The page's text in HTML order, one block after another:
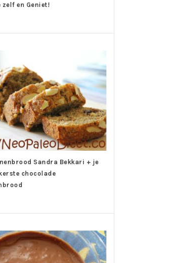
zelf en Geniet!
Sandra Bekkari + je
chocolade